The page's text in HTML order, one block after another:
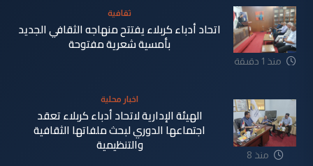
منذ 1 دقيقة
ثقافية
اتحاد أدباء كربلاء يفتتح منهاجه الثقافي الجديد
بأمسية شعرية مفتوحة
منذ 8
اخبار محلية
الهيئة الإدارية لاتحاد أدباء كربلاء تعقد
اجتماعها الدوري لبحث ملفاتها الثقافية
والتنظيمية